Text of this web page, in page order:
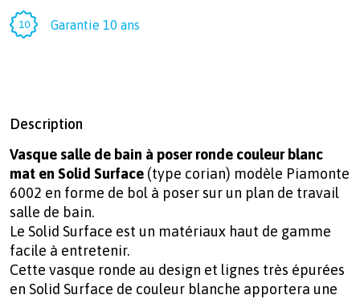
Garantie 10 ans
Description
Vasque salle de bain à poser ronde couleur blanc
mat en Solid Surface (type corian) modèle Piamonte
6002 en forme de bol à poser sur un plan de travail
salle de bain.
Le Solid Surface est un matériaux haut de gamme
facile à entretenir.
Cette vasque ronde au design et lignes très épurées
en Solid Surface de couleur blanche apportera une